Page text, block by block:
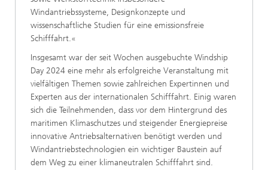
Windantriebssysteme, Designkonzepte und
wissenschaftliche Studien für eine emissionsfreie
Schifffahrt.«
Insgesamt war der seit Wochen ausgebuchte Windship
Day 2024 eine mehr als erfolgreiche Veranstaltung mit
vielfältigen Themen sowie zahlreichen Expertinnen und
Experten aus der internationalen Schifffahrt. Einig waren
sich die Teilnehmenden, dass vor dem Hintergrund des
maritimen Klimaschutzes und steigender Energiepreise
innovative Antriebsalternativen benötigt werden und
Windantriebstechnologien ein wichtiger Baustein auf
dem Weg zu einer klimaneutralen Schifffahrt sind.